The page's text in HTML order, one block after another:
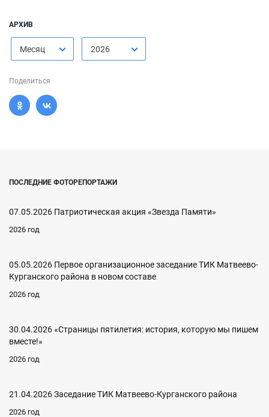
АРХИВ
Месяц 2026
Поделиться
ПОСЛЕДНИЕ ФОТОРЕПОРТАЖИ
07.05.2026 Патриотическая акция «Звезда Памяти»
2026 год
05.05.2026 Первое организационное заседание ТИК Матвеево-
Курганского района в новом составе
2026 год
30.04.2026 «Страницы пятилетия: история, которую мы пишем
вместе!»
2026 год
21.04.2026 Заседание ТИК Матвеево-Курганского района
2026 год